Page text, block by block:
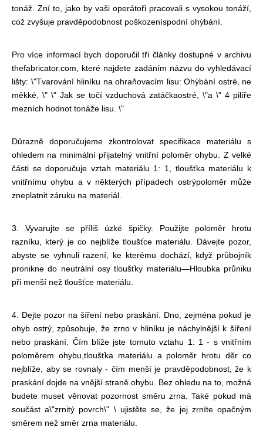
tonáž. Zní to, jako by vaši operátoři pracovali s vysokou tonáží,
což zvyšuje pravděpodobnost poškozeníspodní ohýbání.
Pro více informací bych doporučil tři články dostupné v archivu
thefabricator.com, které najdete zadáním názvu do vyhledávací
lišty: \"Tvarování hliníku na ohraňovacím lisu: Ohýbání ostré, ne
měkké, \" \" Jak se točí vzduchová zatáčkaostré, \"a \" 4 pilíře
mezních hodnot tonáže lisu. \"
Důrazně doporučujeme zkontrolovat specifikace materiálu s
ohledem na minimální přijatelný vnitřní poloměr ohybu. Z velké
části se doporučuje vztah materiálu 1: 1, tloušťka materiálu k
vnitřnímu ohybu a v některých případech ostrýpoloměr může
zneplatnit záruku na materiál.
3. Vyvarujte se příliš úzké špičky. Použijte poloměr hrotu
razníku, který je co nejblíže tloušťce materiálu. Dávejte pozor,
abyste se vyhnuli razení, ke kterému dochází, když průbojník
pronikne do neutrální osy tloušťky materiálu—Hloubka průniku
při menší než tloušťce materiálu.
4. Dejte pozor na šíření nebo praskání. Dno, zejména pokud je
ohyb ostrý, způsobuje, že zrno v hliníku je náchylnější k šíření
nebo praskání. Čím blíže jste tomuto vztahu 1: 1 - s vnitřním
poloměrem ohybu, tloušťka materiálu a poloměr hrotu děr co
nejblíže, aby se rovnaly - čím menší je pravděpodobnost, že k
praskání dojde na vnější straně ohybu. Bez ohledu na to, možná
budete muset věnovat pozornost směru zrna. Také pokud má
součást a\"zrnitý povrch\" \ ujistěte se, že jej zrníte opačným
směrem než směr zrna materiálu.